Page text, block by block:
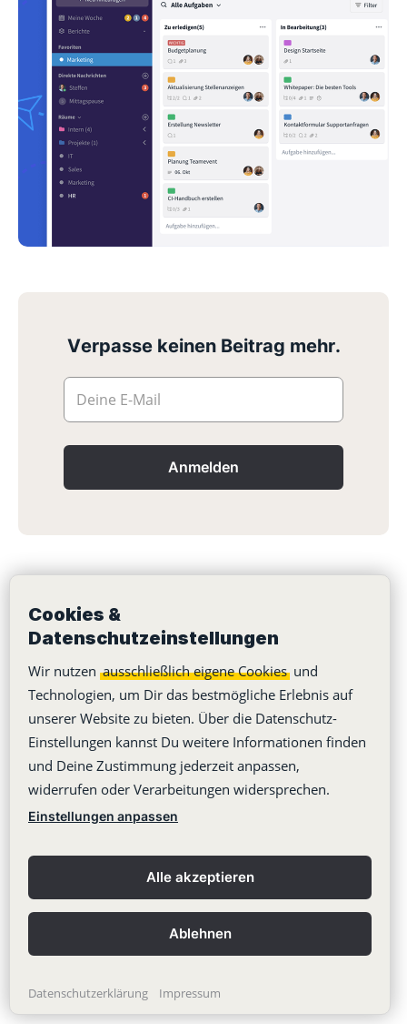
Verpasse keinen Beitrag mehr.
Deine E-Mail
Anmelden
Das könnte dich auch interessieren:
Gantt Diagramme erstellen, verstehen und
nutzen
Kanban Board Tools 2026: Die 5 Besten im
Vergleich
Projektmanagement Tools 2026 – Die 8 Besten
im Vergleich
5 beliebte Projektmanagement-Methoden im
Vergleich
Projektmanagement-Rollen im Direktvergleich
Die 5 Phasen des Projektmanagements
Cookies &
Datenschutzeinstellungen
Wir nutzen ausschließlich eigene Cookies und
Technologien, um Dir das bestmögliche Erlebnis auf
unserer Website zu bieten. Über die Datenschutz-
Einstellungen kannst Du weitere Informationen finden
und Deine Zustimmung jederzeit anpassen,
widerrufen oder Verarbeitungen widersprechen.
Datenschutzerklärung Impressum
Einstellungen anpassen
Alle akzeptieren
Ablehnen